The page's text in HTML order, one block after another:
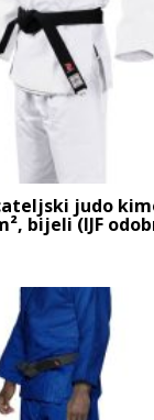
judo
bijeli (IJF